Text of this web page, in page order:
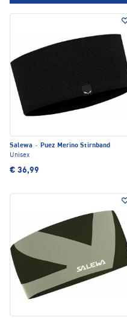
Salewa · Puez Merino Stirnband
Unisex
€ 36,99